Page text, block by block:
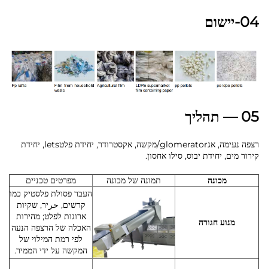
04-יישום
05 — תהליך
רצפה נעימה, אגglomerator/מקשה, אקסטרודר, יחידת פלטlets, יחידת
קירור מים, יחידת יבוס, סילו אחסון.
מכונה תמונה של מכונה מפרטים טכניים
מנוע חגורה
העבר פסולת פלסטיק כמו
קרשים, حرיר, שקיות
ארוגות לפלט; מהירות
האכלה של הרצפה הנעה
לפי רמת המילוי של
המקשה על ידי הממיר.